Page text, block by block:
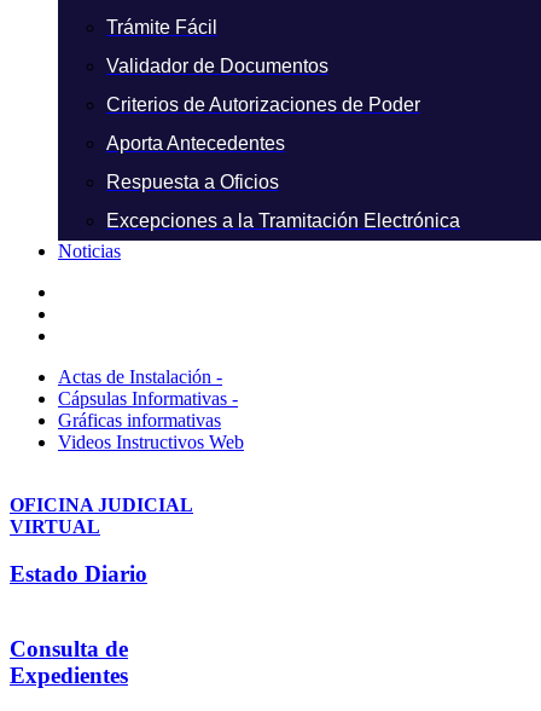
Trámite Fácil
Validador de Documentos
Criterios de Autorizaciones de Poder
Aporta Antecedentes
Respuesta a Oficios
Excepciones a la Tramitación Electrónica
Noticias
Actas de Instalación -
Cápsulas Informativas -
Gráficas informativas
Videos Instructivos Web
OFICINA JUDICIAL
VIRTUAL
Estado Diario
Consulta de
Expedientes